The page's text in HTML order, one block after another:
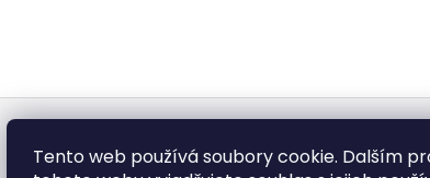
Tento web používá soubory cookie. Dalším